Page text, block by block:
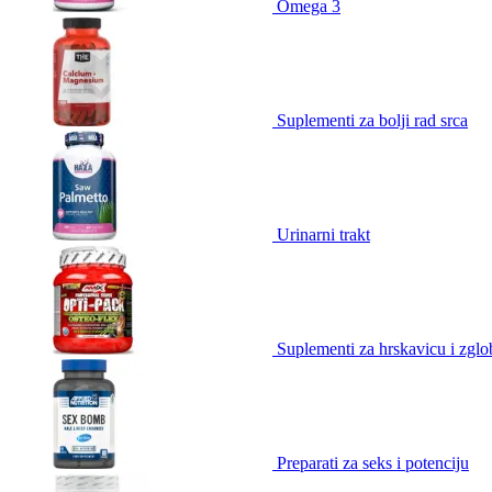
Omega 3
Suplementi za bolji rad srca
Urinarni trakt
Suplementi za hrskavicu i
Preparati za seks i potenciju